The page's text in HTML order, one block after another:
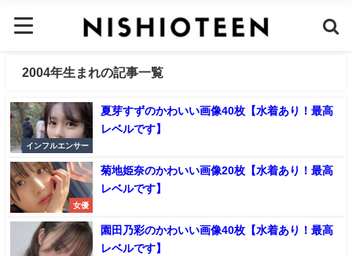
2004年生まれの記事一覧
インフルエンサー
夏芽すずのかわいい画像40枚【水着あり！最高
レベルです】
女優
菊地姫奈のかわいい画像20枚【水着あり！最高
レベルです】
園田乃彩のかわいい画像40枚【水着あり！最高
レベルです】